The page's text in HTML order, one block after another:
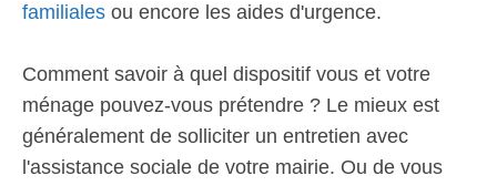
familiales ou encore les aides d'urgence.
Comment savoir à quel dispositif vous et votre
ménage pouvez-vous prétendre ? Le mieux est
généralement de solliciter un entretien avec
l'assistance sociale de votre mairie. Ou de vous